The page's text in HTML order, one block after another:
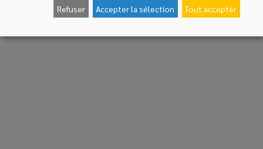
Refuser Accepter la sélection Tout accepter